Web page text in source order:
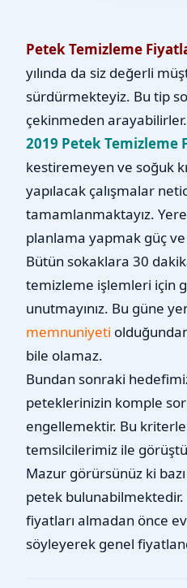
Petek Temizleme
yılında da siz değerli
sürdürmekteyiz. Bu tip
çekinmeden arayabilirler.
2019 Petek Temizleme
kestiremeyen ve soğuk
yapılacak çalışmalar
tamamlanmaktayız.
planlama yapmak güç
Bütün sokaklara 30
temizleme işlemleri için
unutmayınız. Bu güne
memnuniyeti
bile olamaz.
Bundan sonraki
peteklerinizin komple
engellemektir. Bu
temsilcilerimiz ile
Mazur görürsünüz ki
petek
fiyatları almadan önce
söyleyerek genel